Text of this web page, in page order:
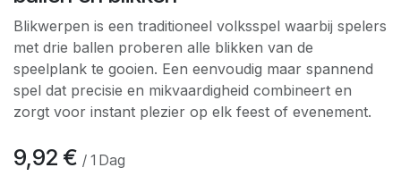
Blikwerpen is een traditioneel volksspel waarbij spelers
met drie ballen proberen alle blikken van de
speelplank te gooien. Een eenvoudig maar spannend
spel dat precisie en mikvaardigheid combineert en
zorgt voor instant plezier op elk feest of evenement.
9,92 € / 1 Dag